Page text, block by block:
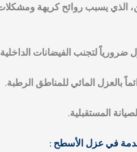
الذي يسبب روائح كريهة
ضرورياً لتجنب الفيضانات
بالعزل المائي للمناطق الرطبة.
المستقبلية.
في عزل الأسطح :